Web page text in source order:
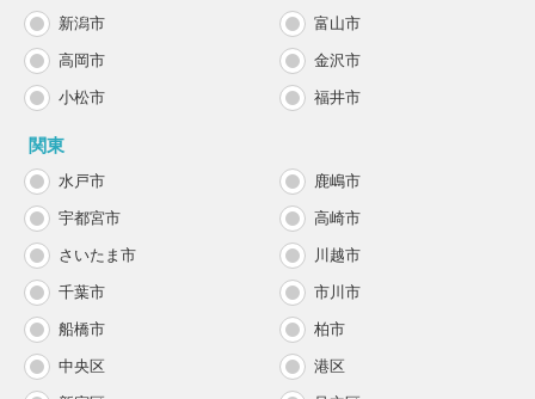
新潟市 富山市
高岡市 金沢市
小松市 福井市
関東
水戸市 鹿嶋市
宇都宮市 高崎市
さいたま市 川越市
千葉市 市川市
船橋市 柏市
中央区 港区